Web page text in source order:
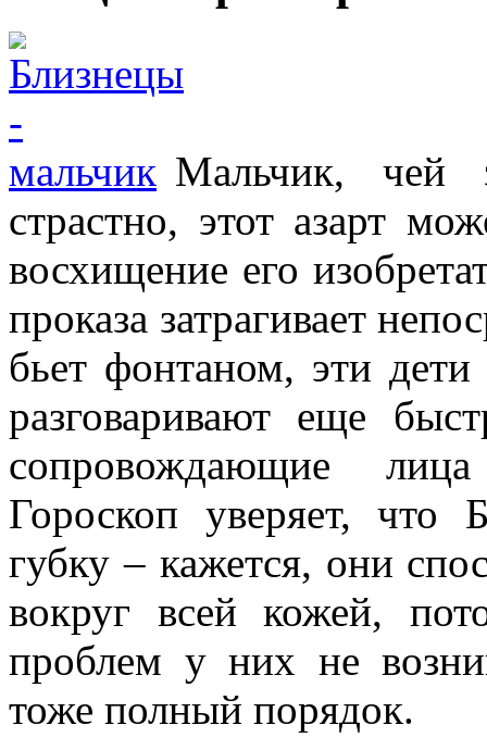
Мальчик, чей
страстно, этот азарт
восхищение его
проказа затрагивает
бьет фонтаном, эти
разговаривают еще
сопровождающие
Гороскоп уверяет, что
губку – кажется, они
вокруг всей кожей,
проблем у них не
тоже полный порядок.